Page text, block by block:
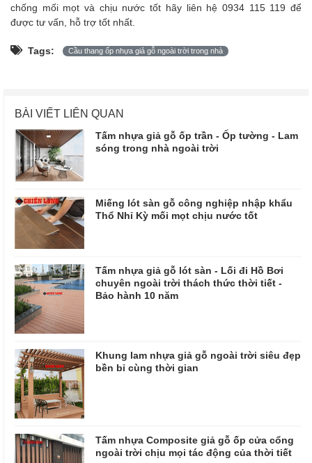
chống mối mọt và chịu nước tốt hãy liên hệ 0934 115 119 để
được tư vấn, hỗ trợ tốt nhất.
Tags: Cầu thang ốp nhựa giả gỗ ngoài trời trong nhà
BÀI VIẾT LIÊN QUAN
Tấm nhựa giả gỗ ốp trần - Ốp tường - Lam
sóng trong nhà ngoài trời
Miếng lót sàn gỗ công nghiệp nhập khẩu
Thổ Nhỉ Kỳ mối mọt chịu nước tốt
Tấm nhựa giả gỗ lót sàn - Lối đi Hồ Bơi
chuyên ngoài trời thách thức thời tiết -
Bảo hành 10 năm
Khung lam nhựa giả gỗ ngoài trời siêu đẹp
bền bỉ cùng thời gian
Tấm nhựa Composite giả gỗ ốp cửa cổng
ngoài trời chịu mọi tác động của thời tiết